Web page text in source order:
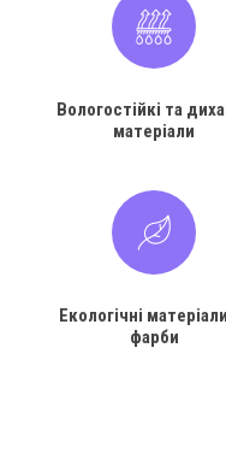
Вологостійкі та
матеріали
Екологічні
фарби